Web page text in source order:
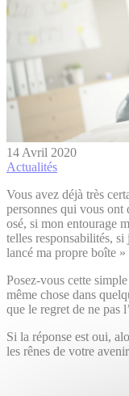
14 Avril 2020
Actualités
Vous avez déjà très
personnes qui vous ont
osé, si mon entourage
telles responsabilités,
lancé ma propre boîte »
Posez-vous cette
même chose dans
que le regret de ne pas
Si la réponse est oui,
les rênes de votre